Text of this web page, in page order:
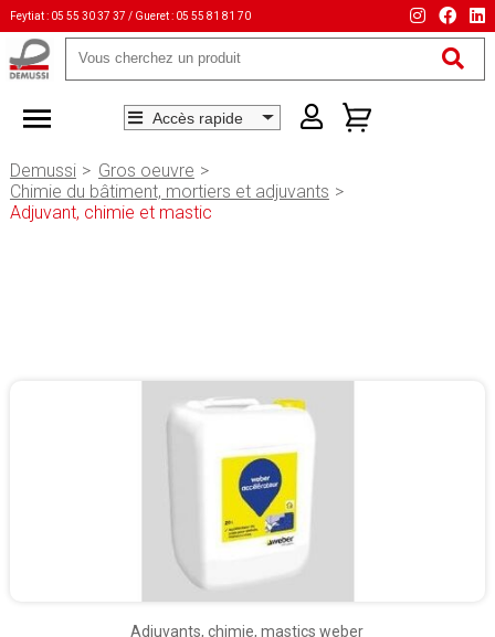
Feytiat : 05 55 30 37 37 / Gueret : 05 55 81 81 70
Mots-
clés
Demussi
Gros oeuvre
Chimie du bâtiment, mortiers et adjuvants
Adjuvant, chimie et mastic
Adjuvants, chimie, mastics weber